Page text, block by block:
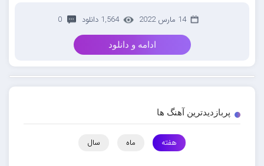
14 مارس 2022 1,564 دانلود 0
ادامه و دانلود
پربازدیدترین آهنگ ها
هفته ماه سال